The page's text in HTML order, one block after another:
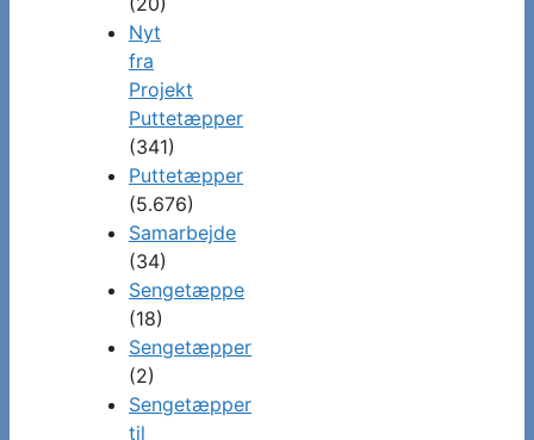
Nyt
fra
Projekt
Puttetæpper
(341)
Puttetæpper
(5.676)
Samarbejde
(34)
Sengetæppe
(18)
Sengetæpper
(2)
Sengetæpper
til